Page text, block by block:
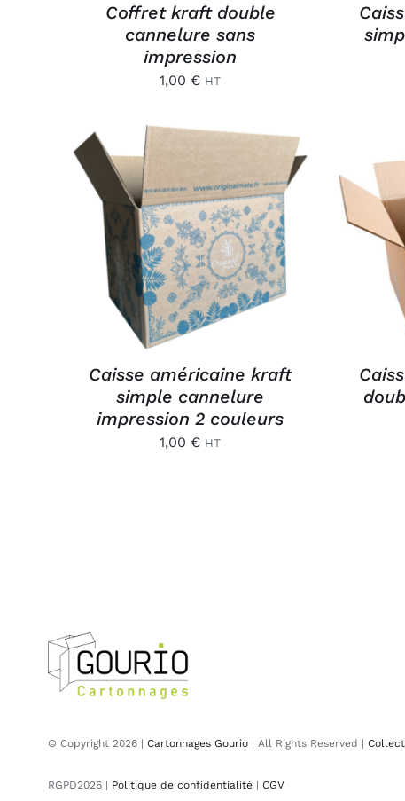
Coffret kraft double
cannelure sans
impression
1,00 € HT
AJOUTER AU PANIER
/
APERÇU
Caisse américaine kraft
simple cannelure
impression 2 couleurs
1,00 € HT
© Copyright 2026 | Cartonnages Gourio| All Rights Reserved |
RGPD2026 | Politique de confidentialité| CGV